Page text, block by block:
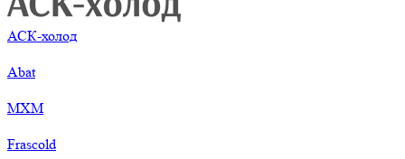
АСК-холод
Abat
МХМ
Frascold